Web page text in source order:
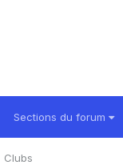
Sections du forum
Clubs